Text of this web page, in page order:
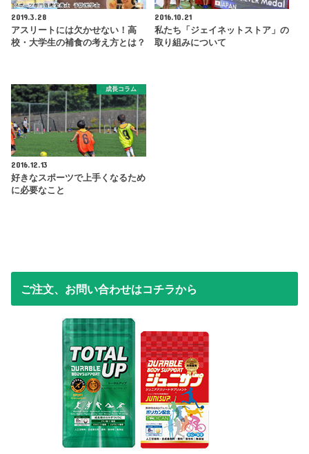
2019.3.28
アスリートには欠かせない！高
校・大学生の補食の考え方とは？
2016.10.21
私たち「ジェイネットストア」の
取り組みについて
成長コラム
2016.12.13
好きなスポーツで上手くなるため
に必要なこと
ご注文、お問い合わせはコチラから